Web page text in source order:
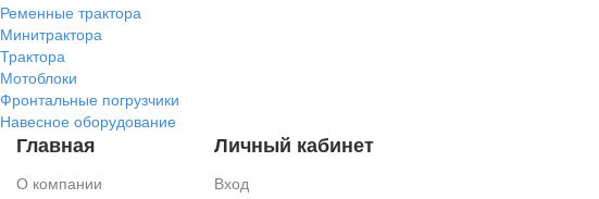
Ременные трактора
Минитрактора
Трактора
Мотоблоки
Фронтальные погрузчики
Навесное оборудование
Главная
О компании
Личный кабинет
Вход